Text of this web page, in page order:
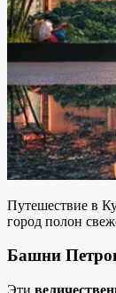
Путешествие в
город полон
Башни
Эти